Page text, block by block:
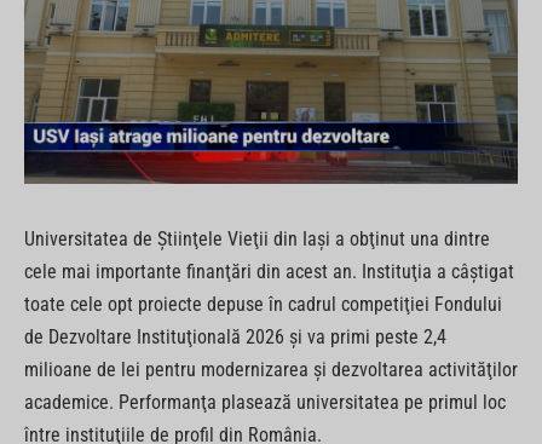
Universitatea de Ştiinţele Vieţii din Iaşi a obţinut una dintre
cele mai importante finanţări din acest an. Instituţia a câştigat
toate cele opt proiecte depuse în cadrul competiţiei Fondului
de Dezvoltare Instituţională 2026 şi va primi peste 2,4
milioane de lei pentru modernizarea şi dezvoltarea activităţilor
academice. Performanţa plasează universitatea pe primul loc
între instituţiile de profil din România.